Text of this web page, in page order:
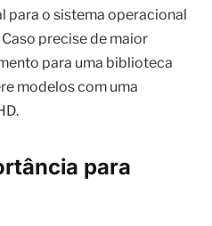
para o sistema operacional
precise de maior
para uma biblioteca
modelos com uma
para